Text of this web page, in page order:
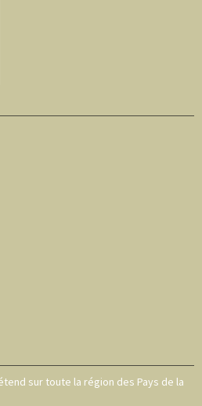
sur toute la région des Pays de la